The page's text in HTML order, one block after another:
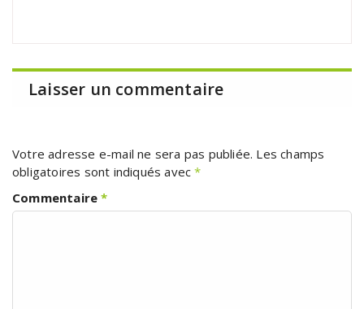
Laisser un commentaire
Votre adresse e-mail ne sera pas publiée. Les champs
obligatoires sont indiqués avec*
Commentaire*